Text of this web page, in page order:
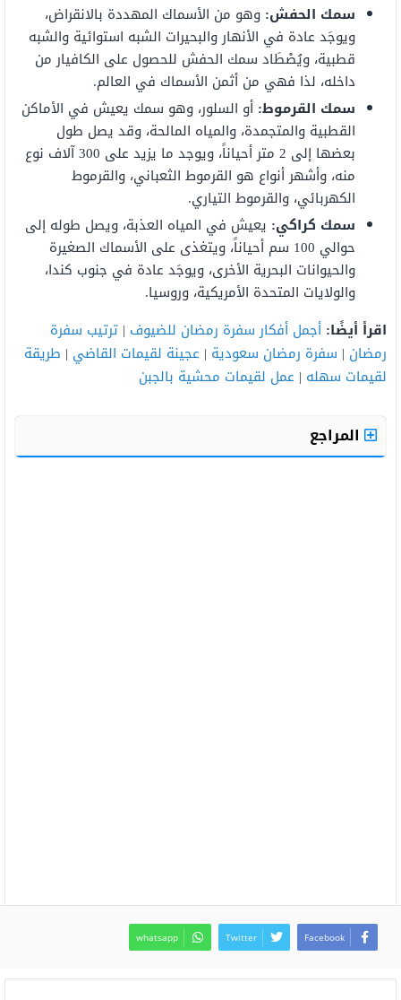
سمك الحفش: وهو من الأسماك المهددة بالانقراض،
ويوجَد عادة في الأنهار والبحيرات الشبه استوائية والشبه
قطبية، ويُصْطَاد سمك الحفش للحصول على الكافيار من
داخله، لذا فهي من أثمن الأسماك في العالم.
سمك القرموط: أو السلور، وهو سمك يعيش في الأماكن
القطبية والمتجمدة، والمياه المالحة، وقد يصل طول
بعضها إلى 2 متر أحياناً، ويوجد ما يزيد على 300 آلاف نوع
منه، وأشهر أنواع هو القرموط الثعباني، والقرموط
الكهربائي، والقرموط التياري.
سمك كراكي: يعيش في المياه العذبة، ويصل طوله إلى
حوالي 100 سم أحياناً، ويتغذى على الأسماك الصغيرة
والحيوانات البحرية الأخرى، ويوجَد عادة في جنوب كندا،
والولايات المتحدة الأمريكية، وروسيا.
اقرأ أيضًا: أجمل أفكار سفرة رمضان للضيوف | ترتيب سفرة
رمضان | سفرة رمضان سعودية | عجينة لقيمات القاضي | طريقة
لقيمات سهله | عمل لقيمات محشية بالجبن
المراجع
Facebook
Twitter
whatsapp